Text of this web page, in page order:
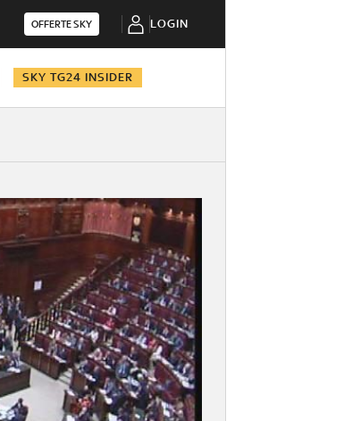
OFFERTE SKY LOGIN
SKY TG24 INSIDER